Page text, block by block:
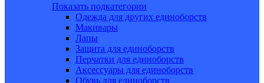
Показать подкатегории
Одежда для других единоборств
Макивары
Лапы
Защита для единоборств
Перчатки для единоборств
Аксессуары для единоборств
Обувь для единоборств